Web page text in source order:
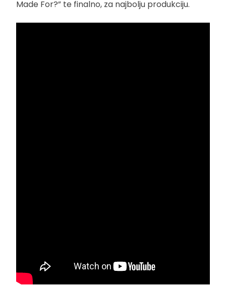
Made For?” te finalno, za najbolju produkciju.